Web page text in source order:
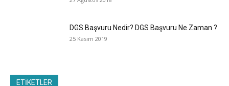
DGS Başvuru Nedir? DGS Başvuru Ne Zaman ?
25 Kasım 2019
ETİKETLER